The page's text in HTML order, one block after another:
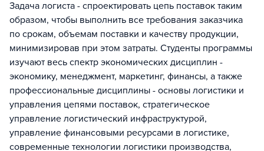
Задача логиста - спроектировать цепь поставок таким
образом, чтобы выполнить все требования заказчика
по срокам, объемам поставки и качеству продукции,
минимизировав при этом затраты. Студенты программы
изучают весь спектр экономических дисциплин -
экономику, менеджмент, маркетинг, финансы, а также
профессиональные дисциплины - основы логистики и
управления цепями поставок, стратегическое
управление логистический инфраструктурой,
управление финансовыми ресурсами в логистике,
современные технологии логистики производства,